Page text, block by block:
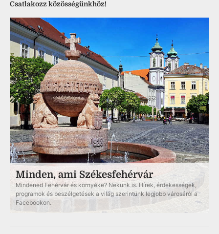
Csatlakozz közösségünkhöz!
Minden, ami Székesfehérvár
Mindened Fehérvár és környéke? Nekünk is. Hírek, érdekességek,
programok és beszélgetések a világ szerintünk legjobb városáról a
Facebookon.